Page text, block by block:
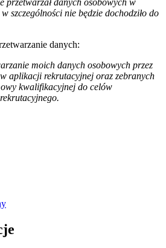
przetwarzał danych osobowych w
szczególności nie będzie dochodziło do
danych:
moich danych osobowych przez
aplikacji rekrutacyjnej oraz zebranych
kwalifikacyjnej do celów